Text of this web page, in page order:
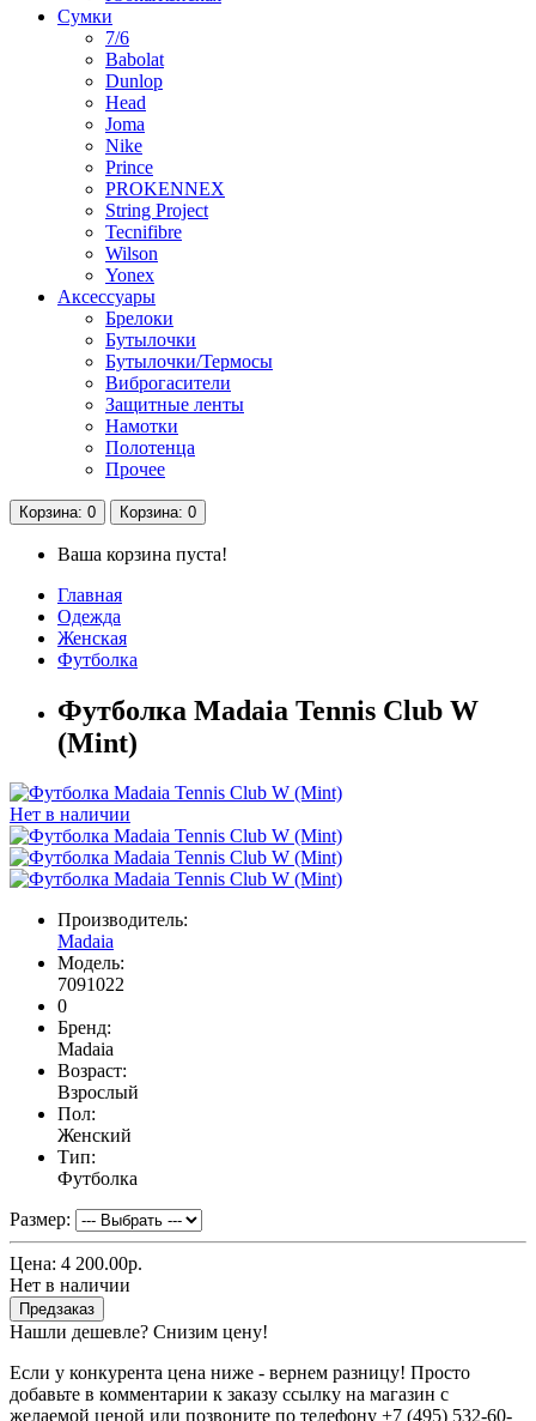
Сумки
7/6
Babolat
Dunlop
Head
Joma
Nike
Prince
PROKENNEX
String Project
Tecnifibre
Wilson
Yonex
Аксессуары
Брелоки
Бутылочки
Бутылочки/Термосы
Виброгасители
Защитные ленты
Намотки
Полотенца
Прочее
Корзина: 0 Корзина: 0
Ваша корзина пуста!
Главная
Одежда
Женская
Футболка
Футболка Madaia Tennis Club W
(Mint)
Нет в наличии
Производитель:
Madaia
Модель:
7091022
0
Бренд:
Madaia
Возраст:
Взрослый
Пол:
Женский
Тип:
Футболка
Размер:
Цена: 4 200.00р.
Нет в наличии
Предзаказ
Нашли дешевле? Снизим цену!
Если у конкурента цена ниже - вернем разницу! Просто
добавьте в комментарии к заказу ссылку на магазин с
желаемой ценой или позвоните по телефону +7 (495) 532-60-